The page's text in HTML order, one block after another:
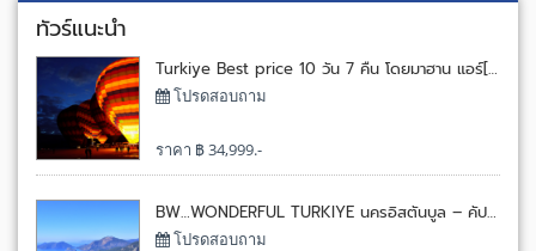
ทัวร์แนะนำ
Turkiye Best price 10 วัน 7 คืน โดยมาฮาน แอร์[W5]
โปรดสอบถาม
ราคา ฿ 34,999.-
BW…WONDERFUL TURKIYE นครอิสตันบูล – คัปปาโดเกีย – คอนย่า – ปามุคคาเล่ – เมืองโบราณเอฟิซุส - กรุงทรอย 8 วัน 5 คืน โดยเตอร์กิช แอร์ไลน์[TK]
โปรดสอบถาม